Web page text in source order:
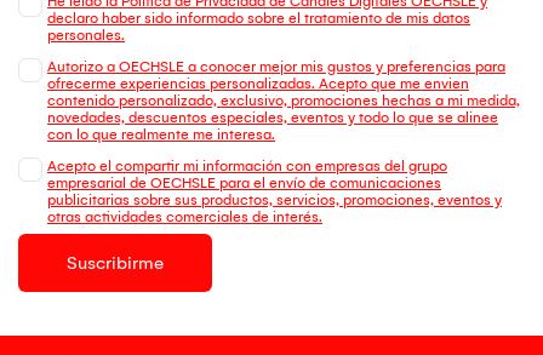
declaro haber sido informado sobre el tratamiento de mis datos
personales.
Autorizo a OECHSLE a conocer mejor mis gustos y preferencias para
ofrecerme experiencias personalizadas. Acepto que me envien
contenido personalizado, exclusivo, promociones hechas a mi medida,
novedades, descuentos especiales, eventos y todo lo que se alinee
con lo que realmente me interesa.
Acepto el compartir mi información con empresas del grupo
empresarial de OECHSLE para el envío de comunicaciones
publicitarias sobre sus productos, servicios, promociones, eventos y
otras actividades comerciales de interés.
Suscribirme